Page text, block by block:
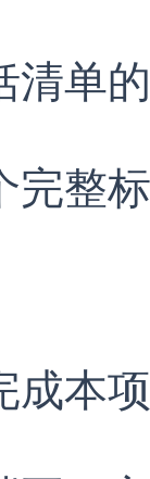
清单
完整
成本